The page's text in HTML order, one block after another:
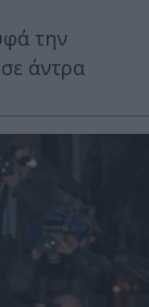
την
άντρα